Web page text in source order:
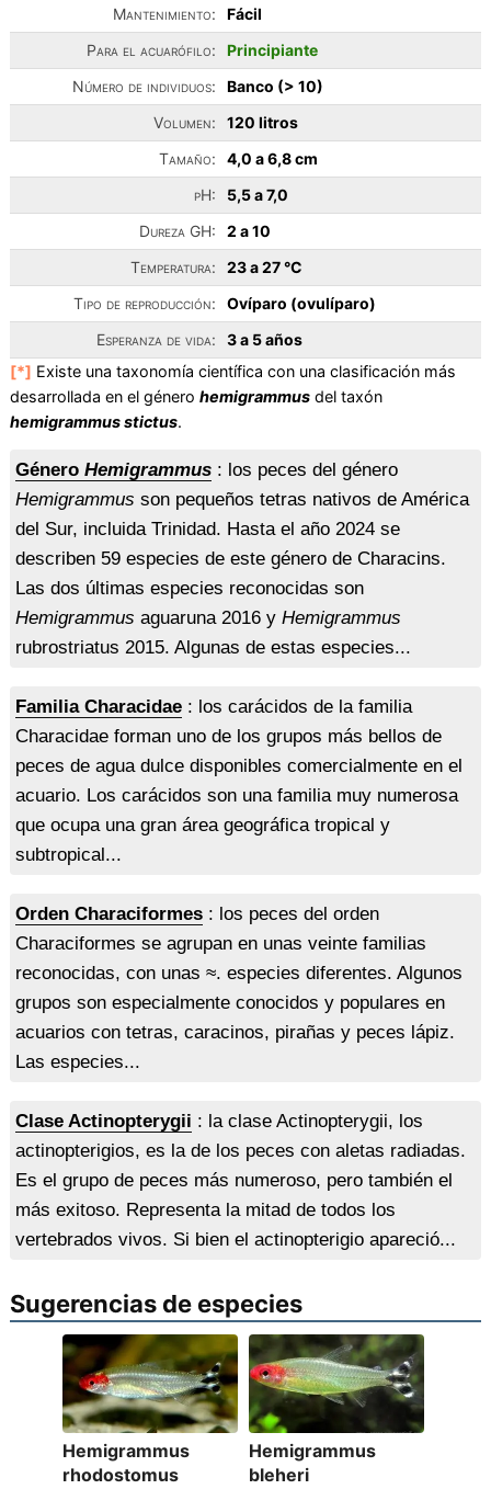
Mantenimiento:
Fácil
Para el acuarófilo:
Principiante
Número de individuos:
Banco (> 10)
Volumen:
120 litros
Tamaño:
4,0 a 6,8 cm
pH:
5,5 a 7,0
Dureza GH:
2 a 10
Temperatura:
23 a 27 °C
Tipo de reproducción:
Ovíparo (ovulíparo)
Esperanza de vida:
3 a 5 años
[*] Existe una taxonomía científica con una clasificación más
desarrollada en el género hemigrammusdel taxón
hemigrammus stictus.
Género Hemigrammus: los peces del género
Hemigrammus son pequeños tetras nativos de América
del Sur, incluida Trinidad. Hasta el año 2024 se
describen 59 especies de este género de Characins.
Las dos últimas especies reconocidas son
Hemigrammus aguaruna 2016 y Hemigrammus
rubrostriatus 2015. Algunas de estas especies...
Familia Characidae: los carácidos de la familia
Characidae forman uno de los grupos más bellos de
peces de agua dulce disponibles comercialmente en el
acuario. Los carácidos son una familia muy numerosa
que ocupa una gran área geográfica tropical y
subtropical...
Orden Characiformes: los peces del orden
Characiformes se agrupan en unas veinte familias
reconocidas, con unas ≈. especies diferentes. Algunos
grupos son especialmente conocidos y populares en
acuarios con tetras, caracinos, pirañas y peces lápiz.
Las especies...
Clase Actinopterygii : la clase Actinopterygii, los
actinopterigios, es la de los peces con aletas radiadas.
Es el grupo de peces más numeroso, pero también el
más exitoso. Representa la mitad de todos los
vertebrados vivos. Si bien el actinopterigio apareció...
Sugerencias de especies
Hemigrammus
rhodostomus
Hemigrammus
bleheri